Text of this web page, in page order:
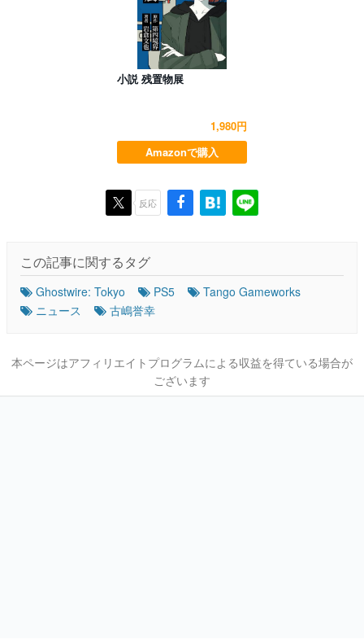
小説 残置物展
1,980円
Amazonで購入
反応
この記事に関するタグ
Ghostwire: Tokyo PS5
Tango Gameworks
ニュース
古嶋誉幸
本ページはアフィリエイトプログラムによる収益を得ている場合が
ございます